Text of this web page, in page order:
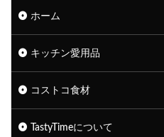
ホーム
キッチン愛用品
コストコ食材
TastyTimeについて